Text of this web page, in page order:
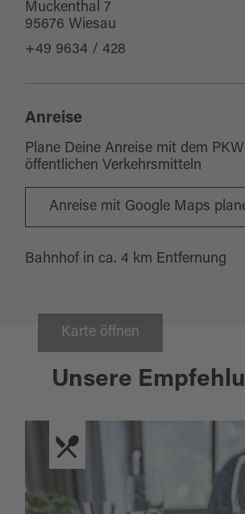
Karte öffnen
Muckenthal 7
95676 Wiesau
+49 9634 / 428
Anreise
Plane Deine Anreise mit dem
öffentlichen Verkehrsmitteln
Anreise mit Google Maps
Bahnhof in ca. 4 km Entfernung
Unsere